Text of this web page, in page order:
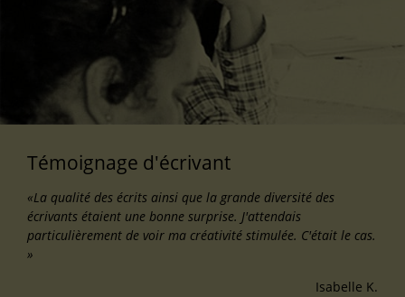
Témoignage d'écrivant
«La qualité des écrits ainsi que la grande diversité des
écrivants étaient une bonne surprise. J'attendais
particulièrement de voir ma créativité stimulée. C'était le cas.
»
Isabelle K.